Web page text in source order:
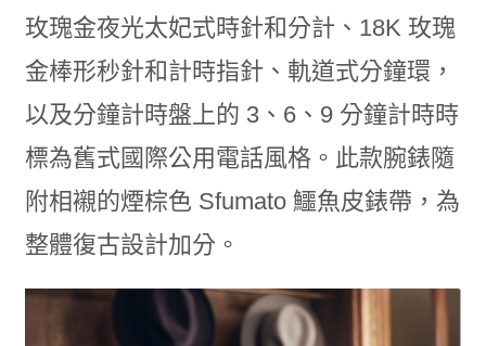
玫瑰金夜光太妃式時針和分計、18K 玫瑰
金棒形秒針和計時指針、軌道式分鐘環，
以及分鐘計時盤上的 3、6、9 分鐘計時時
標為舊式國際公用電話風格。此款腕錶隨
附相襯的煙棕色 Sfumato 鱷魚皮錶帶，為
整體復古設計加分。